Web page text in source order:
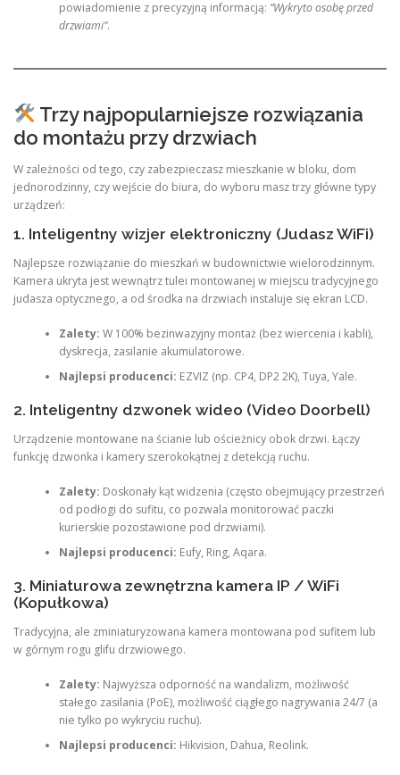
powiadomienie z precyzyjną informacją: “Wykryto osobę przed
drzwiami”.
Trzy najpopularniejsze rozwiązania
do montażu przy drzwiach
W zależności od tego, czy zabezpieczasz mieszkanie w bloku, dom
jednorodzinny, czy wejście do biura, do wyboru masz trzy główne typy
urządzeń:
1. Inteligentny wizjer elektroniczny (Judasz WiFi)
Najlepsze rozwiązanie do mieszkań w budownictwie wielorodzinnym.
Kamera ukryta jest wewnątrz tulei montowanej w miejscu tradycyjnego
judasza optycznego, a od środka na drzwiach instaluje się ekran LCD.
Zalety: W 100% bezinwazyjny montaż (bez wiercenia i kabli),
dyskrecja, zasilanie akumulatorowe.
Najlepsi producenci: EZVIZ (np. CP4, DP2 2K), Tuya, Yale.
2. Inteligentny dzwonek wideo (Video Doorbell)
Urządzenie montowane na ścianie lub ościeżnicy obok drzwi. Łączy
funkcję dzwonka i kamery szerokokątnej z detekcją ruchu.
Zalety: Doskonały kąt widzenia (często obejmujący przestrzeń
od podłogi do sufitu, co pozwala monitorować paczki
kurierskie pozostawione pod drzwiami).
Najlepsi producenci: Eufy, Ring, Aqara.
3. Miniaturowa zewnętrzna kamera IP / WiFi
(Kopułkowa)
Tradycyjna, ale zminiaturyzowana kamera montowana pod sufitem lub
w górnym rogu glifu drzwiowego.
Zalety: Najwyższa odporność na wandalizm, możliwość
stałego zasilania (PoE), możliwość ciągłego nagrywania 24/7 (a
nie tylko po wykryciu ruchu).
Najlepsi producenci: Hikvision, Dahua, Reolink.